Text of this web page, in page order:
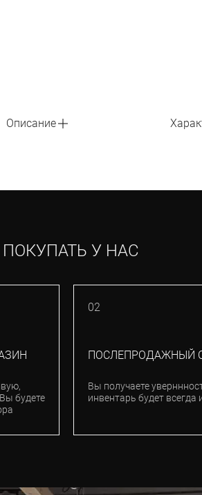
Описание
У НАС
будете
02
ПОСЛЕПРОДАЖНЫЙ
Вы получаете
инвентарь будет всегда